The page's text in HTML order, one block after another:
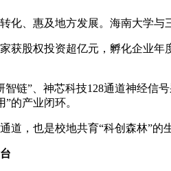
化、惠及地方发展。海南大学与
获股权投资超亿元，孵化企业
链”、神芯科技128通道神经信
的产业闭环。
道，也是校地共育“科创森林”的